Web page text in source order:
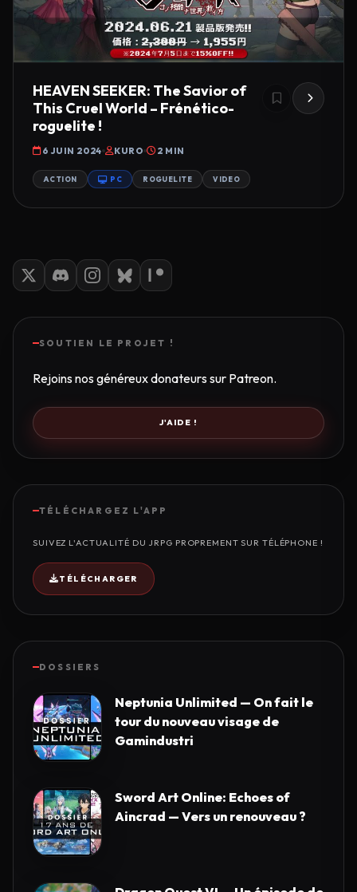
HEAVEN SEEKER: The Savior of
This Cruel World – Frénético-
roguelite !
6 JUIN 2024 KURO 2 MIN
ACTION PC ROGUELITE VIDEO
SOUTIEN LE PROJET !
Rejoins nos généreux donateurs sur Patreon.
J'AIDE !
TÉLÉCHARGEZ L'APP
SUIVEZ L'ACTUALITÉ DU JRPG PROPREMENT SUR TÉLÉPHONE !
TÉLÉCHARGER
DOSSIERS
Neptunia Unlimited — On fait le
tour du nouveau visage de
Gamindustri
Sword Art Online: Echoes of
Aincrad — Vers un renouveau ?